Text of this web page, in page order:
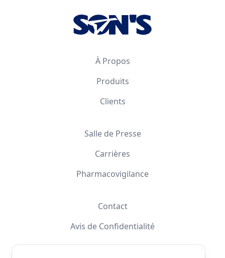
À Propos
Produits
Clients
Salle de Presse
Carrières
Pharmacovigilance
Contact
Avis de Confidentialité